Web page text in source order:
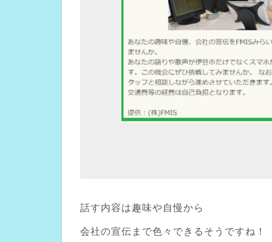
話す内容は趣味や自慢から
会社の宣伝まで色々できるそうですね！